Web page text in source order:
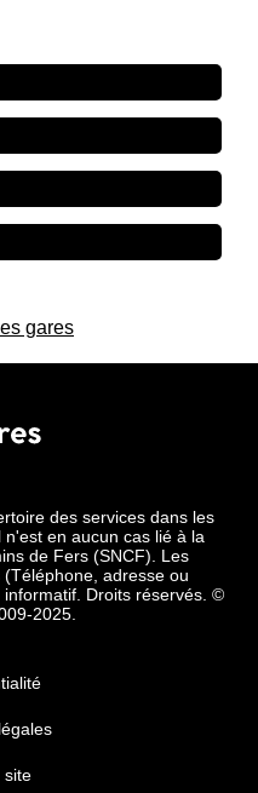
gares
des services dans les
en aucun cas lié à la
de Fers (SNCF). Les
adresse ou
Droits réservés. ©
2025.
site